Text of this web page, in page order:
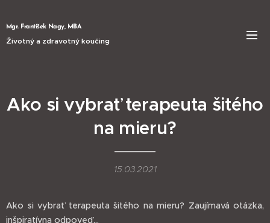
Mgr. František Nagy, MBA
Životný a zdravotný koučing
Ako si vybrať terapeuta šitého
na mieru?
15.03.2021
Ako si vybrať terapeuta šitého na mieru? Zaujímavá otázka,
inšpiratívna odpoveď...